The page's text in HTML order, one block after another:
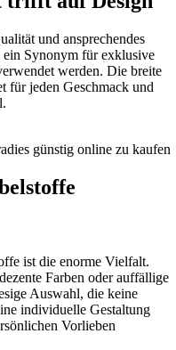
und ansprechendes
ein Synonym für exklusive
werden. Die breite
für jeden Geschmack und
günstig online zu kaufen
ist die enorme Vielfalt.
Farben oder auffällige
Auswahl, die keine
individuelle Gestaltung
Vorlieben